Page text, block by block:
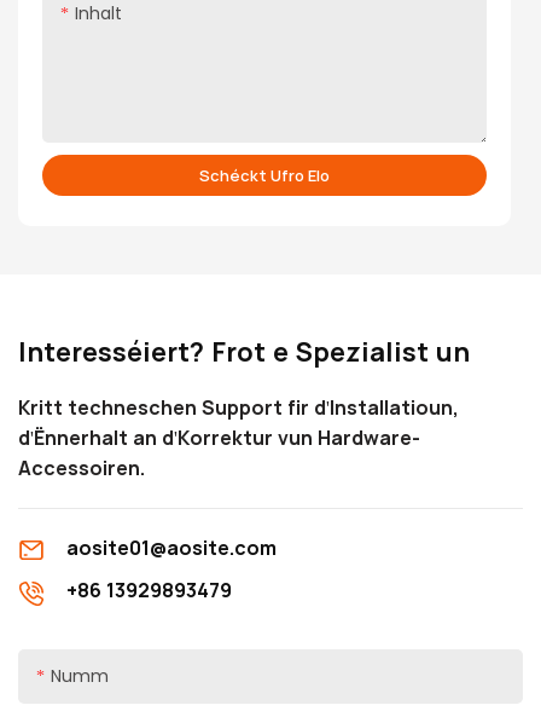
Inhalt
Schéckt Ufro Elo
Interesséiert? Frot e Spezialist un
Kritt techneschen Support fir d'Installatioun,
d'Ënnerhalt an d'Korrektur vun Hardware-
Accessoiren.
aosite01@aosite.com
+86 13929893479
Numm